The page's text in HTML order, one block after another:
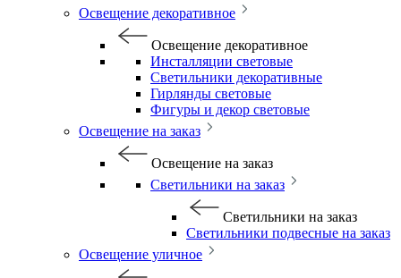
Освещение декоративное
Освещение декоративное
Инсталляции световые
Светильники декоративные
Гирлянды световые
Фигуры и декор световые
Освещение на заказ
Освещение на заказ
Светильники на заказ
Светильники на заказ
Светильники подвесные на заказ
Освещение уличное